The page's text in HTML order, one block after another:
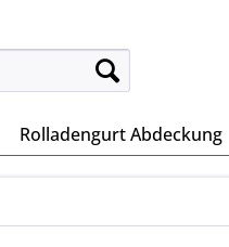
Rolladengurt Abdeckung